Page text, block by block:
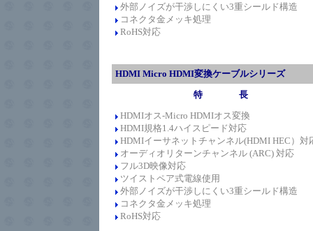
外部ノイズが干渉しにくい3重シールド構造
コネクタ金メッキ処理
RoHS対応
HDMI Micro HDMI変換ケーブルシリーズ
特 長
HDMIオス-Micro HDMIオス変換
HDMI規格1.4ハイスピード対応
HDMIイーサネットチャンネル(HDMI HEC）対
オーディオリターンチャンネル (ARC) 対応
フル3D映像対応
ツイストペア式電線使用
外部ノイズが干渉しにくい3重シールド構造
コネクタ金メッキ処理
RoHS対応